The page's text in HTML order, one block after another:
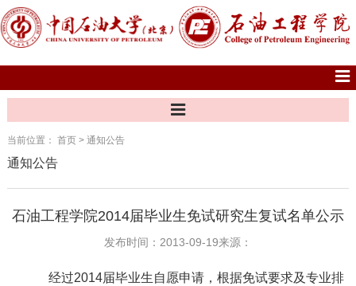
当前位置： 首页> 通知公告
通知公告
石油工程学院2014届毕业生免试研究生复试名单公示
发布时间：2013-09-19来源：
经过2014届毕业生自愿申请，根据免试要求及专业排